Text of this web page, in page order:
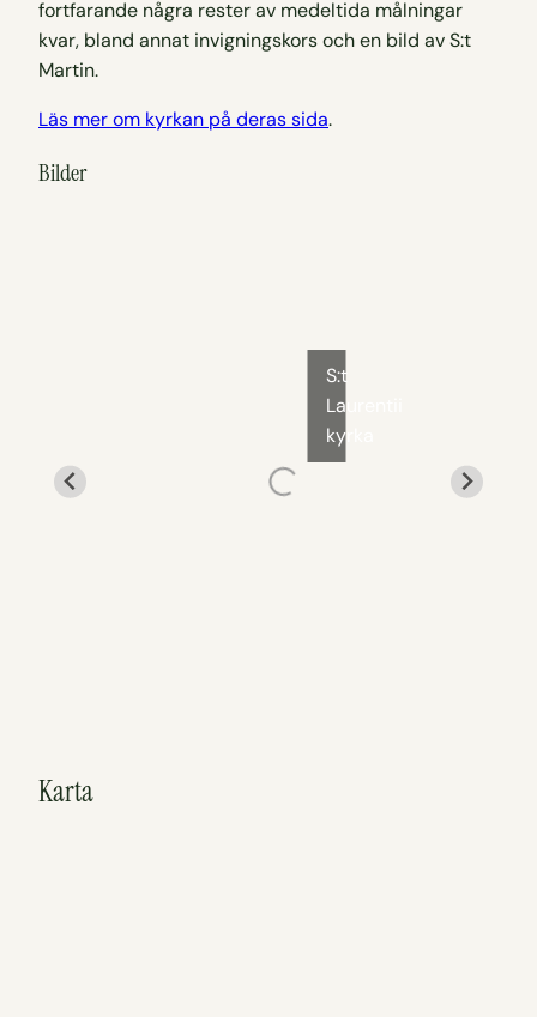
fortfarande några rester av medeltida målningar
kvar, bland annat invigningskors och en bild av S:t
Martin.
Läs mer om kyrkan på deras sida.
Bilder
S:t
Laurentii
kyrka
Karta